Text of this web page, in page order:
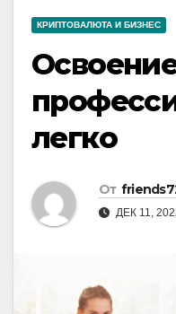
КРИПТОВАЛЮТА И БИЗНЕС
легко
От
ДЕК 11,